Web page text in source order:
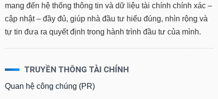
mang đến hệ thống thông tin và dữ liệu tài chính chính xác –
cập nhật – đầy đủ, giúp nhà đầu tư hiểu đúng, nhìn rộng và
tự tin đưa ra quyết định trong hành trình đầu tư của mình.
TRUYỀN THÔNG TÀI CHÍNH
Quan hệ công chúng (PR)